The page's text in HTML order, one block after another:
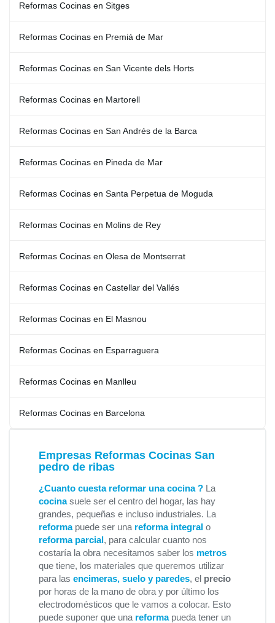
Reformas Cocinas en Sitges
Reformas Cocinas en Premiá de Mar
Reformas Cocinas en San Vicente dels Horts
Reformas Cocinas en Martorell
Reformas Cocinas en San Andrés de la Barca
Reformas Cocinas en Pineda de Mar
Reformas Cocinas en Santa Perpetua de Moguda
Reformas Cocinas en Molins de Rey
Reformas Cocinas en Olesa de Montserrat
Reformas Cocinas en Castellar del Vallés
Reformas Cocinas en El Masnou
Reformas Cocinas en Esparraguera
Reformas Cocinas en Manlleu
Reformas Cocinas en Barcelona
Empresas Reformas Cocinas San
pedro de ribas
¿Cuanto cuesta reformar una cocina ? La
cocinasuele ser el centro del hogar, las hay
grandes, pequeñas e incluso industriales. La
reformapuede ser una reforma integral o
reforma parcial, para calcular cuanto nos
costaría la obra necesitamos saber los metros
que tiene, los materiales que queremos utilizar
para las encimeras, suelo y paredes, el precio
por horas de la mano de obra y por último los
electrodomésticos que le vamos a colocar. Esto
puede suponer que una reformapueda tener un